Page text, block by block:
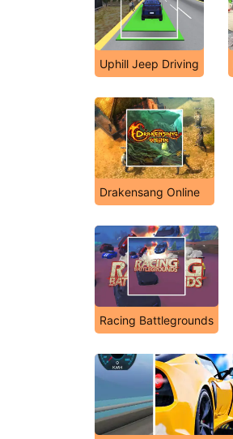
Uphill Jeep Driving
Drakensang Online
Racing Battlegrounds